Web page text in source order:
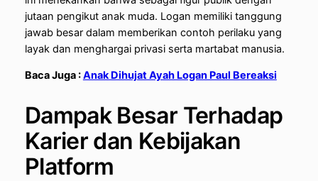
jutaan pengikut anak muda. Logan memiliki tanggung
jawab besar dalam memberikan contoh perilaku yang
layak dan menghargai privasi serta martabat manusia.
Baca Juga :Anak Dihujat Ayah Logan Paul Bereaksi
Dampak Besar Terhadap
Karier dan Kebijakan
Platform